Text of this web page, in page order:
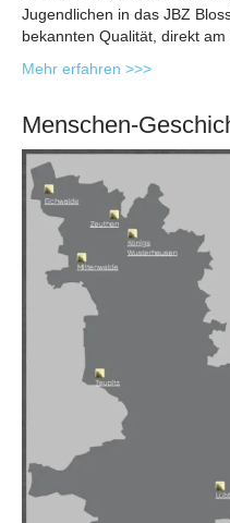
Jugendlichen in das JBZ
bekannten Qualität, direkt am
Mehr erfahren >>>
Menschen-